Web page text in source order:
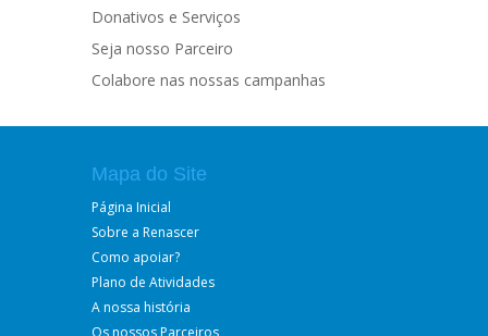
Donativos e Serviços
Seja nosso Parceiro
Colabore nas nossas campanhas
Mapa do Site
Página Inicial
Sobre a Renascer
Como apoiar?
Plano de Atividades
A nossa história
Os nossos Parceiros